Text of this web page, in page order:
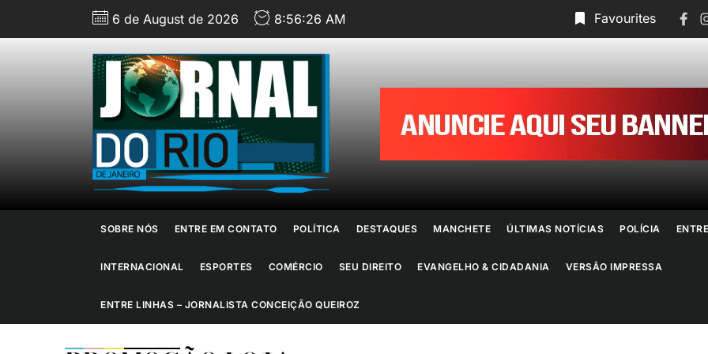
6 de August de 2026 8:56:27 AM Favourites
Jornal
do
Rio
de
Janeiro
SOBRE NÓS ENTRE EM CONTATO POLÍTICA DESTAQUES MANCHETE ÚLTIMAS NOTÍCIAS POLÍCIA
INTERNACIONAL ESPORTES COMÉRCIO SEU DIREITO EVANGELHO & CIDADANIA VERSÃO IMPRESSA
ENTRE LINHAS – JORNALISTA CONCEIÇÃO QUEIROZ